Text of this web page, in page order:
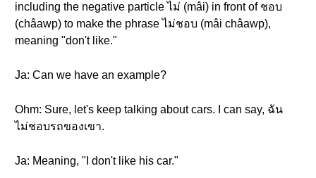
including the negative particle ไม่ (mâi) in front of ชอบ
(châawp) to make the phrase ไม่ชอบ (mâi châawp),
meaning "don't like."
Ja: Can we have an example?
Ohm: Sure, let's keep talking about cars. I can say, ฉัน
ไม่ชอบรถของเขา.
Ja: Meaning, "I don't like his car."